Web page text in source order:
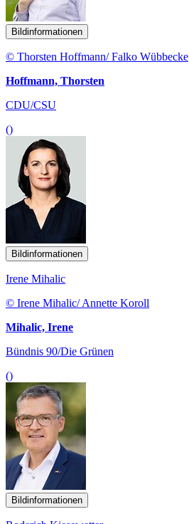
Bildinformationen
© Thorsten Hoffmann/ Falko Wübbecke
Hoffmann, Thorsten
CDU/CSU
()
Bildinformationen
Irene Mihalic
© Irene Mihalic/ Annette Koroll
Mihalic, Irene
Bündnis 90/Die Grünen
()
Bildinformationen